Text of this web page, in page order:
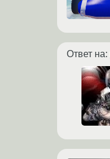
Ответ на: